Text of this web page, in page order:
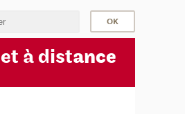
et à distance